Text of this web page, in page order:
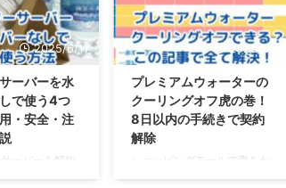
2025/6/17
ーバーを水
で使う4つ
・安全・注
ーバーを解約
2025/6/17
プレミアムウォーターの
クーリングオフ虎の巻！
8日以内の手続きで契約
解除
ショッピングモールで声をか